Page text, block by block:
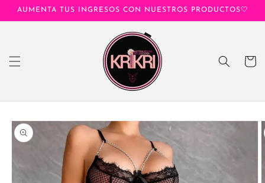
directamente
al contenido
AUMENTA TUS INGRESOS CON NUESTROS PRODUCTOS🤍
Carrito
directamente
a la
información